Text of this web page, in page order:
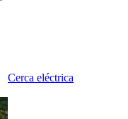
Cerca eléctrica